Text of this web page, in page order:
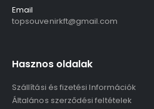
Email
topsouvenirkft@gmail.com
Hasznos oldalak
Szállítási és fizetési Információk
Általános szerződési feltételek